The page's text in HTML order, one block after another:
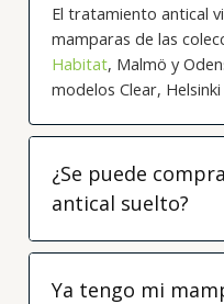
El tratamiento antical
mamparas de las
Habitat, Malmö y
modelos Clear, Helsinki
¿Se puede
antical suelto?
Ya tengo mi